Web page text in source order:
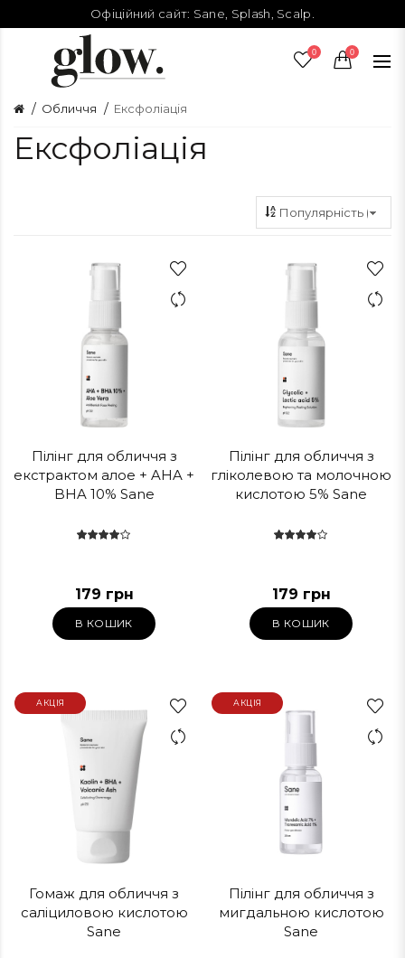
Офіційний сайт: Sane Splash Scalp
0 0
Обличчя Ексфоліація
Ексфоліація
Пілінг для обличчя з
екстрактом алое + AHA +
BHA 10% Sane
179 грн
В КОШИК
Пілінг для обличчя з
гліколевою та молочною
кислотою 5% Sane
179 грн
В КОШИК
АКЦІЯ
Гомаж для обличчя з
саліциловою кислотою
Sane
АКЦІЯ
Пілінг для обличчя з
мигдальною кислотою
Sane